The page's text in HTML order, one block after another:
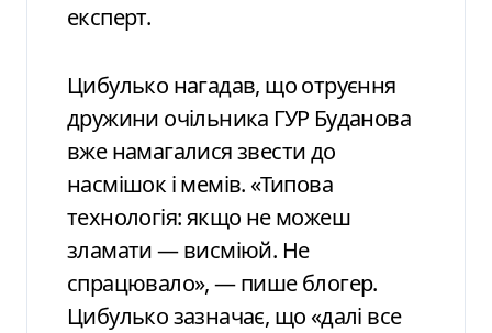
експерт.
Цибулько нагадав, що отруєння
дружини очільника ГУР Буданова
вже намагалися звести до
насмішок і мемів. «Типова
технологія: якщо не можеш
зламати — висміюй. Не
спрацювало», — пише блогер.
Цибулько зазначає, що «далі все